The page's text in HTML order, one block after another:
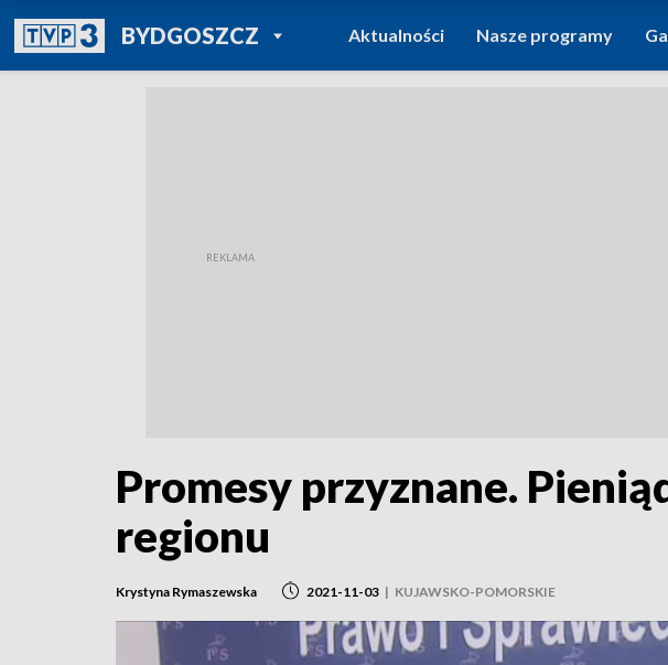
BYDGOSZCZPOWRÓT DO
TVP REGIONY
Aktualności Nasze programy
Promesy przyznane.
regionu
Krystyna Rymaszewska 2021-11-03 | KUJAWSKO-POMORSKIE